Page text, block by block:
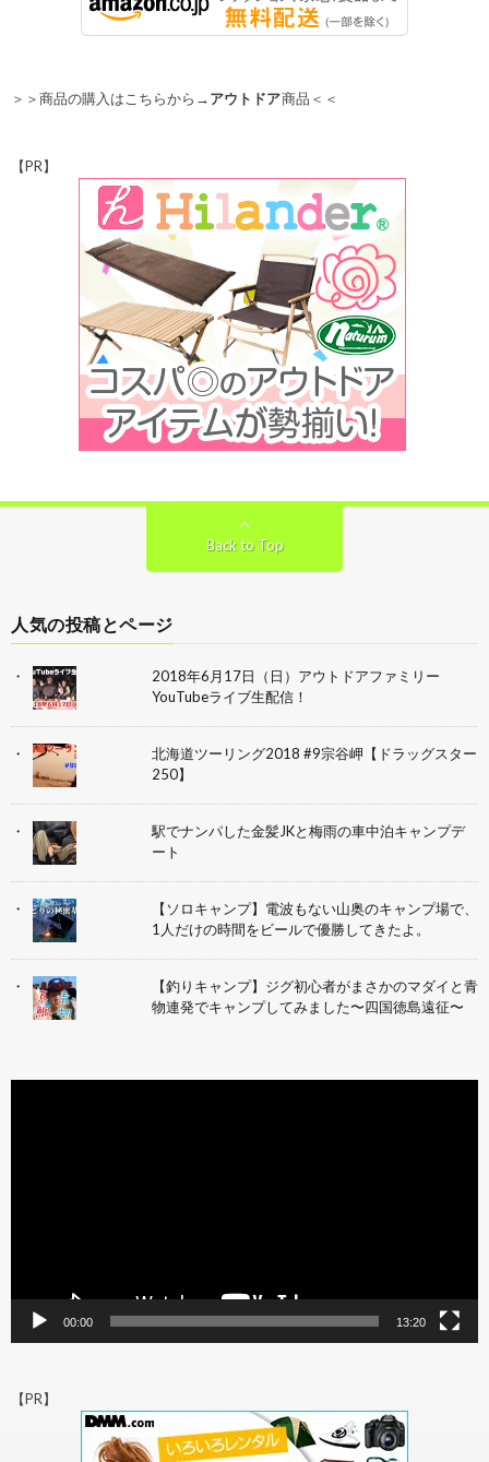
＞＞商品の購入はこちらから→アウトドア商品＜＜
【PR】
Back to Top
人気の投稿とページ
2018年6月17日（日）アウトドアファミリー
YouTubeライブ生配信！
北海道ツーリング2018 #9宗谷岬【ドラッグスター
250】
駅でナンパした金髪JKと梅雨の車中泊キャンプデ
ート
【ソロキャンプ】電波もない山奥のキャンプ場で、
1人だけの時間をビールで優勝してきたよ。
【釣りキャンプ】ジグ初心者がまさかのマダイと青
物連発でキャンプしてみました〜四国徳島遠征〜
動
00:00 13:20
【PR】